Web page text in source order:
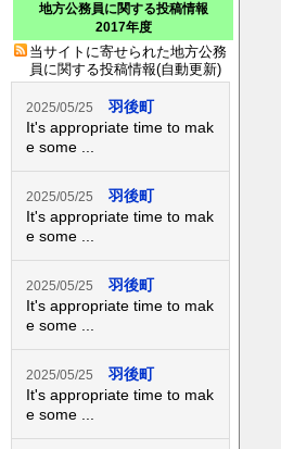
地方公務員に関する投稿情報
2017年度
当サイトに寄せられた地方公務
員に関する投稿情報(自動更新)
2025/05/25
羽後町
It's appropriate time to mak
e some ...
2025/05/25
羽後町
It's appropriate time to mak
e some ...
2025/05/25
羽後町
It's appropriate time to mak
e some ...
2025/05/25
羽後町
It's appropriate time to mak
e some ...